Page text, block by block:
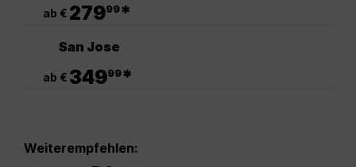
ab € 27999*
San Jose
ab € 34999*
Weiterempfehlen: